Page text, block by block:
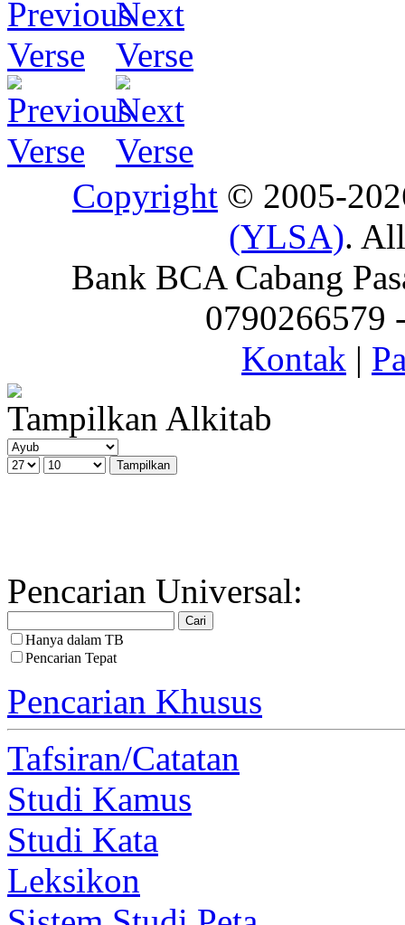
Copyright © 2005-
(YLSA).
Bank BCA Cabang
0790266579
Kontak |
Tampilkan Alkitab
Pencarian Universal:
Hanya dalam TB
Pencarian Tepat
Pencarian Khusus
Tafsiran/Catatan
Studi Kamus
Studi Kata
Leksikon